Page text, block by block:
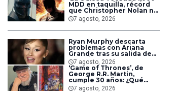
Los Juegos del
Amanecer en La
Cosecha
MDD en taquilla, récord
que Christopher Nolan no
alcanzaba desde hace 14
años
7 agosto, 2026
Ryan Murphy descarta
problemas con Ariana
Grande tras su salida de
‘American Horror Story’
7 agosto, 2026
‘Game of Thrones’, de
George R.R. Martin,
cumple 30 años: ¿Qué
sabemos del futuro de la
saga?
7 agosto, 2026